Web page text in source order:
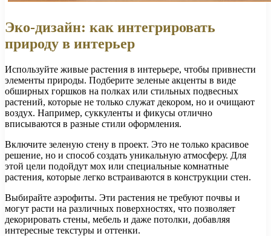
Эко-дизайн: как интегрировать
природу в интерьер
Используйте живые растения в интерьере, чтобы привнести
элементы природы. Подберите зеленые акценты в виде
обширных горшков на полках или стильных подвесных
растений, которые не только служат декором, но и очищают
воздух. Например, суккуленты и фикусы отлично
вписываются в разные стили оформления.
Включите зеленую стену в проект. Это не только красивое
решение, но и способ создать уникальную атмосферу. Для
этой цели подойдут мох или специальные комнатные
растения, которые легко встраиваются в конструкции стен.
Выбирайте аэрофиты. Эти растения не требуют почвы и
могут расти на различных поверхностях, что позволяет
декорировать стены, мебель и даже потолки, добавляя
интересные текстуры и оттенки.